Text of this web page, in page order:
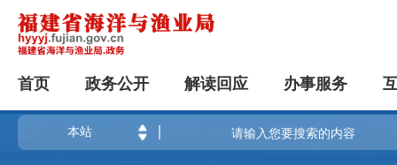
首页 政务公开 解读回应 办事服务